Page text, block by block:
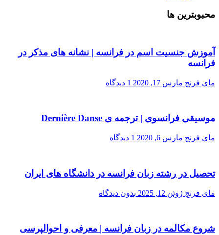
محبوبترین ها
آموزش جنسیت اسم در فرانسه | نشانه های مذکر در
فرانسه
مای فرنچ مارس 17, 2020 1 دیدگاه
موسیقی فرانسوی | ترجمه ی Dernière Danse
مای فرنچ مارس 6, 2020 1 دیدگاه
تحصیل در رشته زبان فرانسه در دانشگاه های ایران
مای فرنچ ژوئن 12, 2025 بدون دیدگاه
شروع مکالمه در زبان فرانسه | معرفی و احوالپرسی